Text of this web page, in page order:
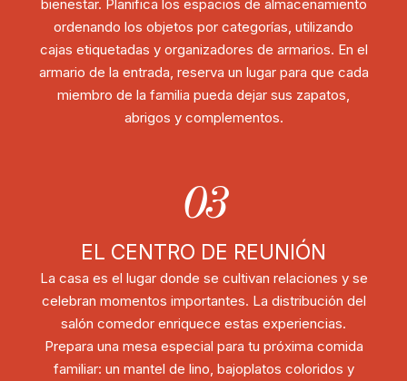
bienestar. Planifica los espacios de almacenamiento
ordenando los objetos por categorías, utilizando
cajas etiquetadas y organizadores de armarios. En el
armario de la entrada, reserva un lugar para que cada
miembro de la familia pueda dejar sus zapatos,
abrigos y complementos.
03
EL CENTRO DE REUNIÓN
La casa es el lugar donde se cultivan relaciones y se
celebran momentos importantes. La distribución del
salón comedor enriquece estas experiencias.
Prepara una mesa especial para tu próxima comida
familiar: un mantel de lino, bajoplatos coloridos y